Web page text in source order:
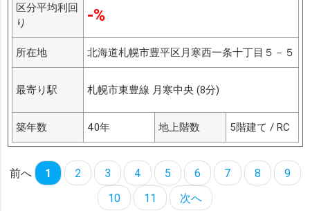
区分平均利回
り
-%
所在地 北海道札幌市豊平区月寒西一条十丁目５－５
最寄り駅 札幌市東豊線 月寒中央 (8分)
築年数 40年 地上階数 5階建て / RC
前へ 1 2 3 4 5 6 7 8
9
10
11 次へ